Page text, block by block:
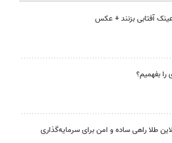
آفتابی بزنند + عکس
بفهمیم؟
طلا راهی ساده و امن برای سرمایه‌گذاری